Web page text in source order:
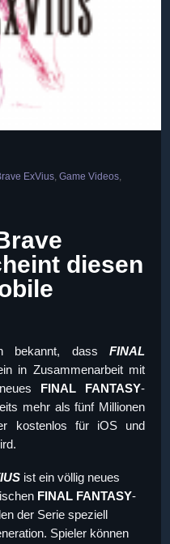
ExVius, Game Videos,
diesen
bekannt, dass FINAL
in Zusammenarbeit mit
FINAL FANTASY-
mehr als fünf Millionen
kostenlos für iOS und
ist ein völlig neues
FINAL FANTASY-
der Serie speziell
Spieler können